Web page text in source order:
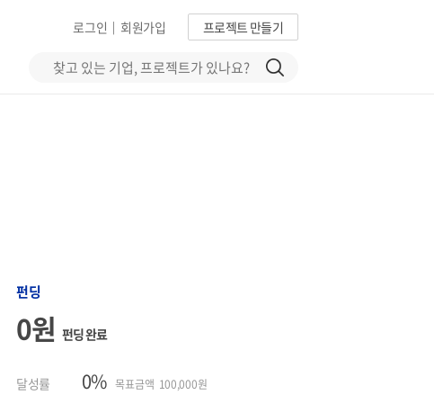
프로젝트 만들기
회원가입
|
로그인
펀딩
0원 펀딩 완료
달성률 0% 목표금액 100,000원